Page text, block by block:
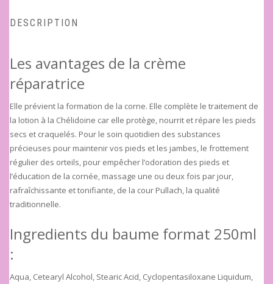
DESCRIPTION
Les avantages de la crème
réparatrice
Elle prévient la formation de la corne. Elle complète le traitement de
la lotion à la Chélidoine car elle protège, nourrit et répare les pieds
secs et craquelés. Pour le soin quotidien des substances
précieuses pour maintenir vos pieds et les jambes, le frottement
régulier des orteils, pour empêcher l’odoration des pieds et
l’éducation de la cornée, massage une ou deux fois par jour,
rafraîchissante et tonifiante, de la cour Pullach, la qualité
traditionnelle.
Ingredients du baume format 250ml
:
Aqua, Cetearyl Alcohol, Stearic Acid, Cyclopentasiloxane Liquidum,